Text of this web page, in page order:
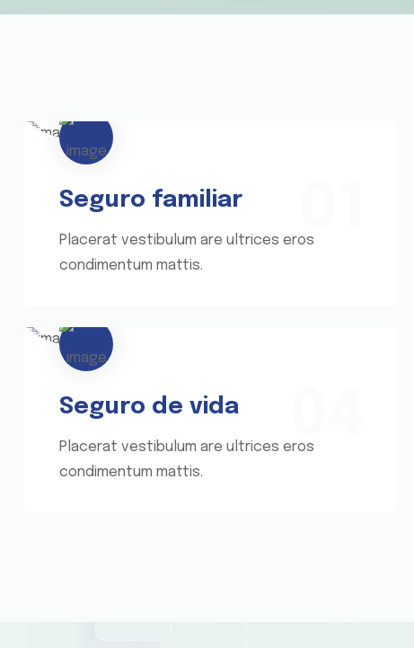
Seguro familiar
Placerat vestibulum are ultrices eros
condimentum mattis.
Seguro de vida
Placerat vestibulum are ultrices eros
condimentum mattis.